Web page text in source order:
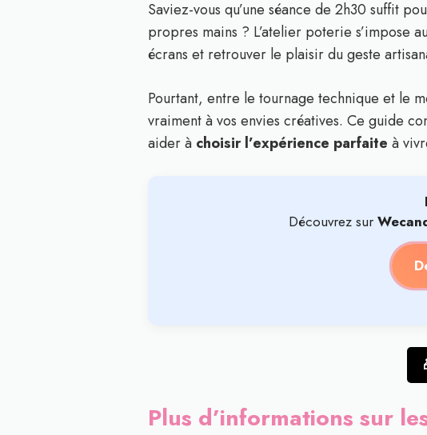
Saviez-vous qu’une séance de 2h30 suffit
propres mains ? L’atelier poterie s’impose
écrans et retrouver le plaisir du geste
Pourtant, entre le tournage technique et le
vraiment à vos envies créatives. Ce guide
aider à choisir l’expérience parfaite à
Découvrez sur
Plus d’informations sur